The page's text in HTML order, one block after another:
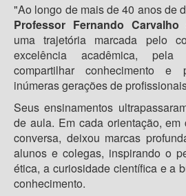
"Ao longo de mais de 40 anos de
Professor Fernando
uma trajetória marcada pelo
excelência acadêmica, pela
compartilhar conhecimento e
inúmeras gerações de
Seus ensinamentos
de aula. Em cada orientação,
conversa, deixou marcas
alunos e colegas, inspirando o
ética, a curiosidade científica e a
conhecimento.